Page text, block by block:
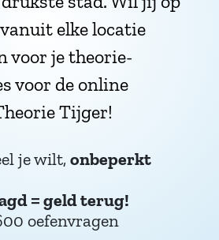
elke locatie
voor je theorie-
voor de online
Tijger!
je wilt, onbeperkt
= geld terug!
oefenvragen